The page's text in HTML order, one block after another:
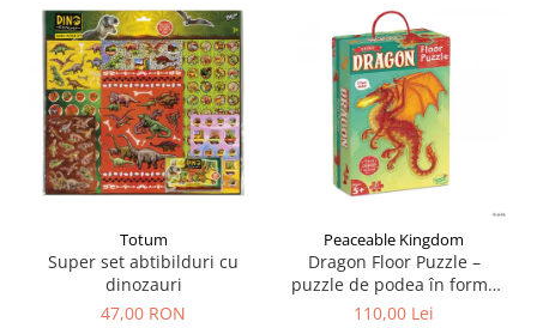
Totum
Super set abtibilduri cu
dinozauri
47,00 RON
Peaceable Kingdom
Dragon Floor Puzzle –
puzzle de podea în forma
de dragon
110,00 Lei